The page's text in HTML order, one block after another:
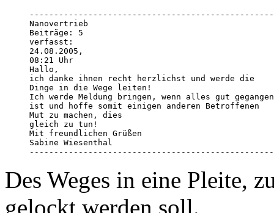
Nanovertrieb
Beiträge: 5
verfasst:
24.08.2005,
08:21 Uhr
Hallo,
ich danke ihnen recht herzlichst und werde die
Dinge in die Wege leiten!
Ich werde Meldung bringen, wenn alles gut
ist und hoffe somit einigen anderen Betroffenen
Mut zu machen, dies
gleich zu tun!
Mit freundlichen Grüßen
Sabine Wiesenthal
Des Weges in eine Pleite,
gelockt werden soll.